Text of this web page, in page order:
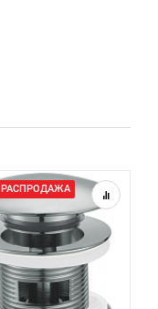
РАСПРОДАЖА